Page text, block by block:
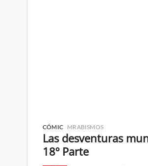
CÓMIC MRABISMOS
Las desventuras
18º Parte